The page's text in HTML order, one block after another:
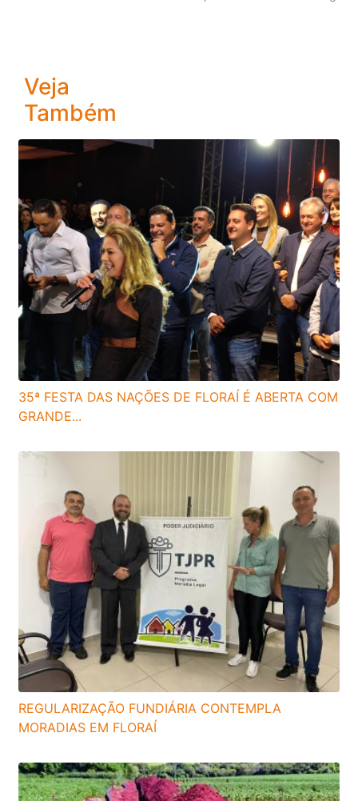
Veja
Também
35ª FESTA DAS NAÇÕES DE FLORAÍ É ABERTA COM
GRANDE...
REGULARIZAÇÃO FUNDIÁRIA CONTEMPLA
MORADIAS EM FLORAÍ